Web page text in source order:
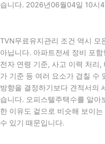
습니다. 2026년06월04일 10시
TVN무료유지관리 조건 역시 모
아닙니다. 아파트전세 정비 포
전자 연령 기준, 사고 이력 처리
가 기준 등 여러 요소가 겹칠 수
방향을 결정하기보다 견적서의
습니다. 오피스텔주택수를 알아
한 이유도 겉으로 비슷해 보이
수 있기 때문입니다.